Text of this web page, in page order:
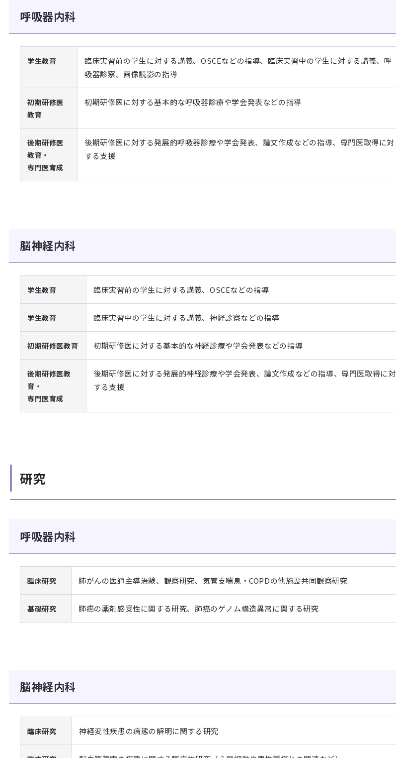
呼吸器内科
学生教育
臨床実習前の学生に対する講義、OSCEなどの指導、臨床実習中の学生に対する講義、呼
吸器診察、画像読影の指導
初期研修医
教育
初期研修医に対する基本的な呼吸器診療や学会発表などの指導
後期研修医
教育・
専門医育成
後期研修医に対する発展的呼吸器診療や学会発表、論文作成などの指導、専門医取得に対
する支援
脳神経内科
学生教育 臨床実習前の学生に対する講義、OSCEなどの指導
学生教育 臨床実習中の学生に対する講義、神経診察などの指導
初期研修医教育 初期研修医に対する基本的な神経診療や学会発表などの指導
後期研修医教
育・
専門医育成
後期研修医に対する発展的神経診療や学会発表、論文作成などの指導、専門医取得に対
する支援
研究
呼吸器内科
臨床研究 肺がんの医師主導治験、観察研究、気管支喘息・COPDの他施設共同観察研究
基礎研究 肺癌の薬剤感受性に関する研究、肺癌のゲノム構造異常に関する研究
脳神経内科
臨床研究 神経変性疾患の病態の解明に関する研究